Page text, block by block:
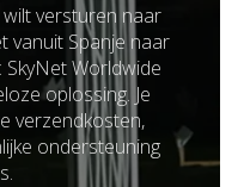
versturen naar
vanuit Spanje naar
Worldwide
oplossing. Je
verzendkosten,
ondersteuning